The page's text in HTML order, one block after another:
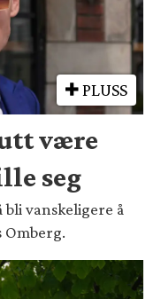
PLUSS
være
seg
bli vanskeligere å
Omberg.